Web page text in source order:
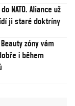
NATO. Aliance už
ji staré doktríny
zóny vám
i během